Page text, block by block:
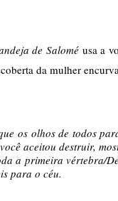
de Salomé usa a
da mulher
os olhos de todos
aceitou destruir,
a primeira vértebra/
para o céu.